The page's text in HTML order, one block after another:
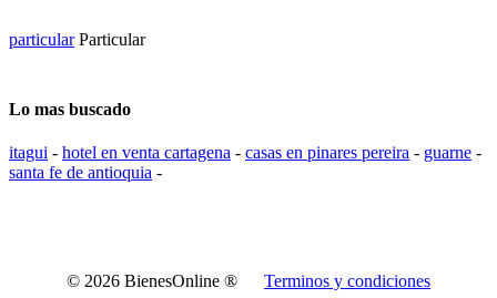
particular Particular
Lo mas buscado
itagui - hotel en venta cartagena - casas en pinares pereira - guarne -
santa fe de antioquia -
© 2026 BienesOnline ® Terminos y condiciones